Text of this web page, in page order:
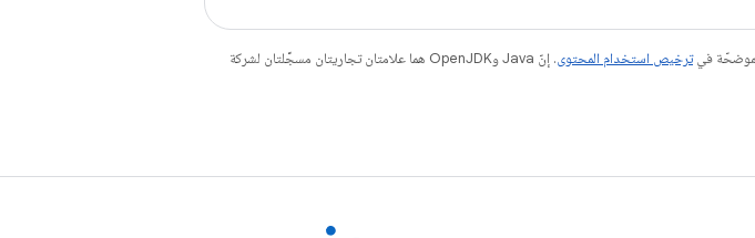
فيترخيص استخدام المحتوى
. إنّ Java وOpenJDK هما علامتان تجاريتان مسجَّلتان لشركة